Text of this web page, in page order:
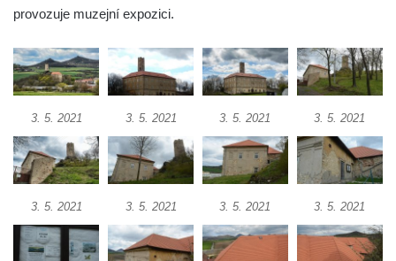
Zámek Bílina
Zámek Nový Berštejn
Zámek Cítoliby
Zámek Blšany u Loun
Zámek Nový Hrad v Jimlíně
Zámek Velké Žernoseky
Zámek Libochovany
Zámek Neuberk v Mělníku
provozuje muzejní expozici.
3. 5. 2021 3. 5. 2021 3. 5. 2021 3. 5. 2021
3. 5. 2021 3. 5. 2021 3. 5. 2021 3. 5. 2021